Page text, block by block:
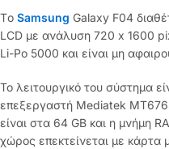
Tο Samsung Galaxy F04
LCD με ανάλυση 720 x 1600
Li-Po 5000 και είναι μη
Το λειτουργικό του σύστημα
επεξεργαστή Mediatek
είναι στα 64 GB και η μνήμη
χώρος επεκτείνεται με κάρτα